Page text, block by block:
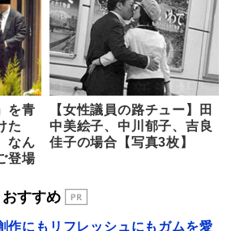
を青
た
なん
登場
【女性議員の路チュー】田
中美絵子、中川郁子、吉良
佳子の場合【写真3枚】
おすすめ
作にもリフレッシュにもガムを愛